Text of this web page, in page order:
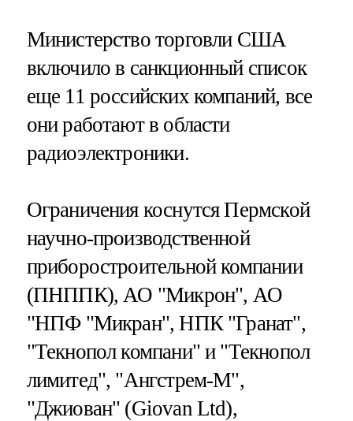
Министерство торговли США
включило в санкционный список
еще 11 российских компаний, все
они работают в области
радиоэлектроники.
Ограничения коснутся Пермской
научно-производственной
приборостроительной компании
(ПНППК), АО "Микрон", АО
"НПФ "Микран", НПК "Гранат",
"Текнопол компани" и "Текнопол
лимитед", "Ангстрем-М",
"Джиован" (Giovan Ltd),